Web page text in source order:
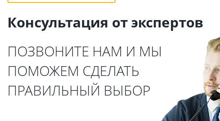
Консультация от экспертов
ПОЗВОНИТЕ НАМ И МЫ
ПОМОЖЕМ СДЕЛАТЬ
ПРАВИЛЬНЫЙ ВЫБОР